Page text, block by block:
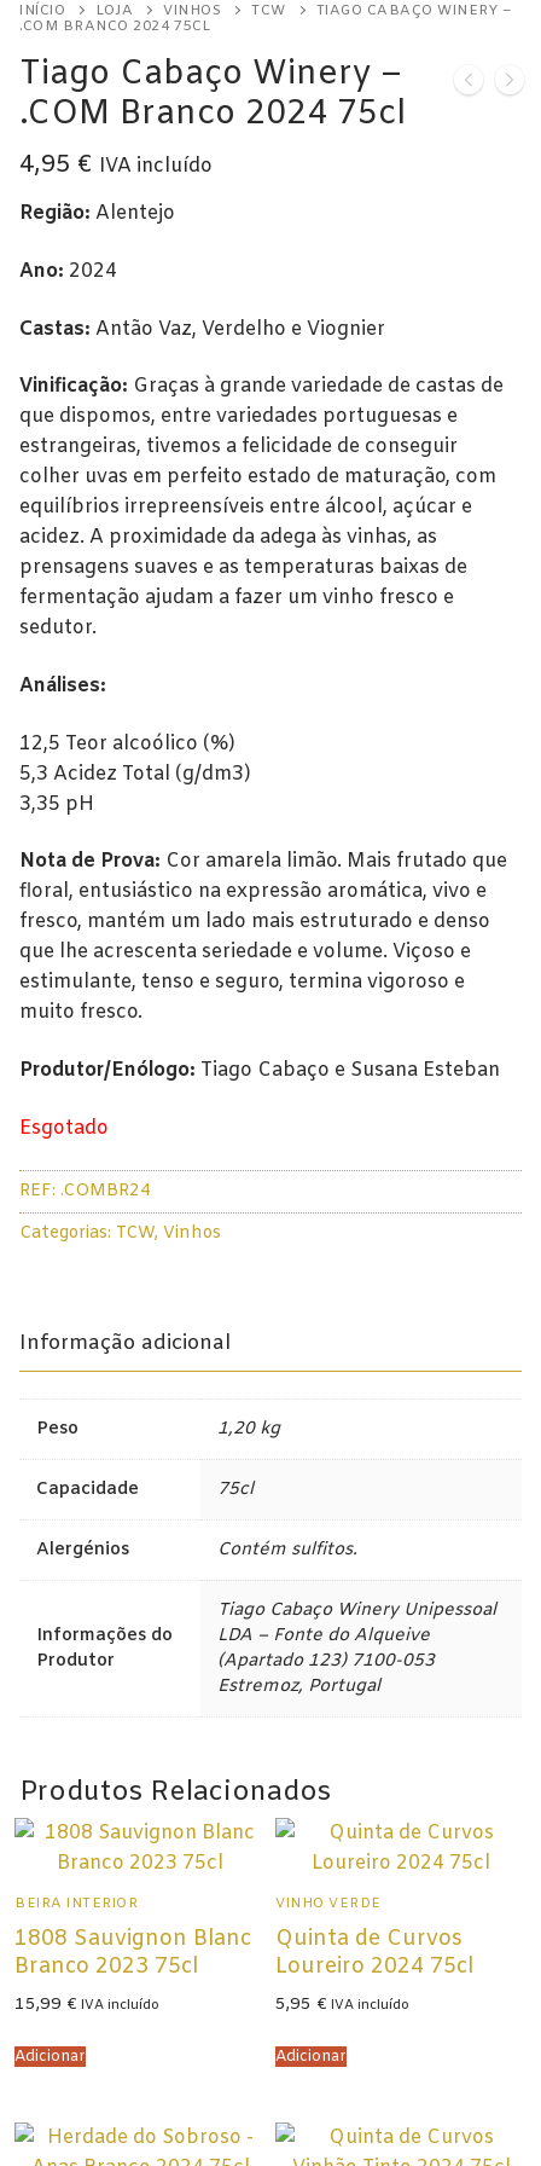
Alentejo
Beira Interior
Bairrada
Dão
Lisboa
Tejo
Vinho Verde
Açores
Alentejo
Beira Interior
Bairrada
Douro
Lisboa
Tejo
Vinhos Rosé
Alentejo
Bairrada
Dão
Lisboa
Tejo
Colheita Tardia
Vintage
Tawny
Branco
Champagne
Espumantes
Licorosos
Vale Presente
Em Destaque
INÍCIO LOJA VINHOS TCW
TIAGO CABAÇO WINERY –
.COM BRANCO 2024 75CL
Tiago Cabaço Winery –
.COM Branco 2024 75cl
4,95 € IVA incluído
Região: Alentejo
Ano: 2024
Castas: Antão Vaz, Verdelho e Viognier
Vinificação: Graças à grande variedade de castas de
que dispomos, entre variedades portuguesas e
estrangeiras, tivemos a felicidade de conseguir
colher uvas em perfeito estado de maturação, com
equilíbrios irrepreensíveis entre álcool, açúcar e
acidez. A proximidade da adega às vinhas, as
prensagens suaves e as temperaturas baixas de
fermentação ajudam a fazer um vinho fresco e
sedutor.
Análises:
12,5 Teor alcoólico (%)
5,3 Acidez Total (g/dm3)
3,35 pH
Nota de Prova: Cor amarela limão. Mais frutado que
floral, entusiástico na expressão aromática, vivo e
fresco, mantém um lado mais estruturado e denso
que lhe acrescenta seriedade e volume. Viçoso e
estimulante, tenso e seguro, termina vigoroso e
muito fresco.
Produtor/Enólogo: Tiago Cabaço e Susana Esteban
Esgotado
REF: .COMBR24
Categorias: TCW, Vinhos
Informação adicional
Peso 1,20 kg
Capacidade 75cl
Alergénios Contém sulfitos.
Informações do
Produtor
Tiago Cabaço Winery Unipessoal
LDA – Fonte do Alqueive
(Apartado 123) 7100-053
Estremoz, Portugal
Produtos Relacionados
BEIRA INTERIOR
1808 Sauvignon Blanc
Branco 2023 75cl
15,99 € IVA incluído
Adicionar
VINHO VERDE
Quinta de Curvos
Loureiro 2024 75cl
5,95 € IVA incluído
Adicionar